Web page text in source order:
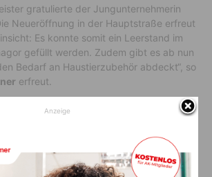
gratulierte der Jungunternehmerin
Neueröffnung in der Hauptstraße erfreut
Es konnte somit ein Leerstand im
gefüllt werden. Zudem gibt es ab nun
Bedarf an Haustierzubehör abdeckt“, so
erfreut.
Anzeige